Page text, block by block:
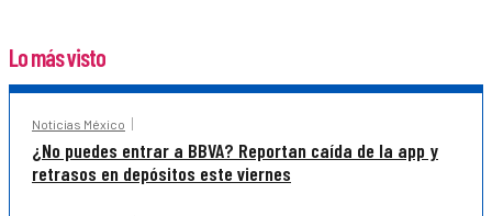
Lo más visto
Noticias México
¿No puedes entrar a BBVA? Reportan caída de la app y
retrasos en depósitos este viernes